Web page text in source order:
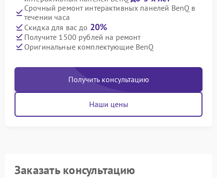
Срочный ремонт интерактивных панелей BenQ в
течении часа
Скидка для вас до 20%
Получите 1500 рублей на ремонт
Оригинальные комплектующие BenQ
Получить консультацию
Наши цены
Заказать консультацию